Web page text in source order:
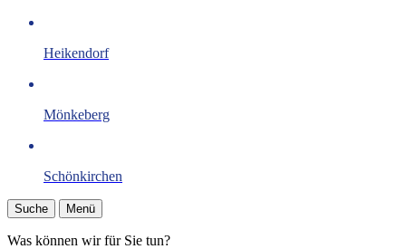
Heikendorf
Mönkeberg
Schönkirchen
Suche Menü
Was können wir für Sie tun?